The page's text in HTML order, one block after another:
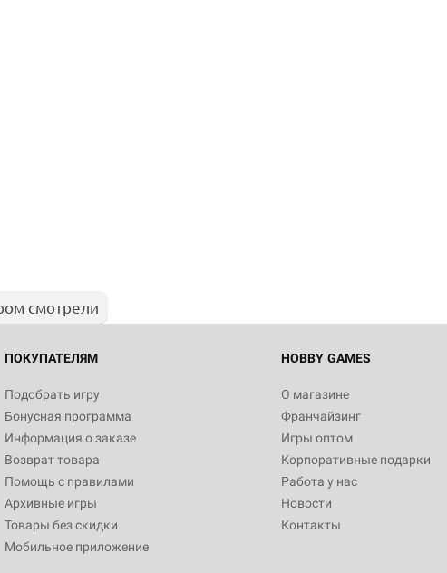
смотрели
ПОКУПАТЕЛЯМ
Подобрать игру
Бонусная программа
Информация о заказе
Возврат товара
Помощь с правилами
Архивные игры
Товары без скидки
Мобильное приложение
HOBBY GAMES
О магазине
Франчайзинг
Игры оптом
Корпоративные подарки
Работа у нас
Новости
Контакты
Настольная игра
Белая смерть
12 990
Настольная игра Hobby
3 490